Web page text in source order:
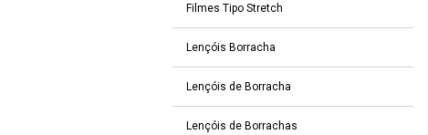
Filmes Tipo Stretch
Lençóis Borracha
Lençóis de Borracha
Lençóis de Borrachas